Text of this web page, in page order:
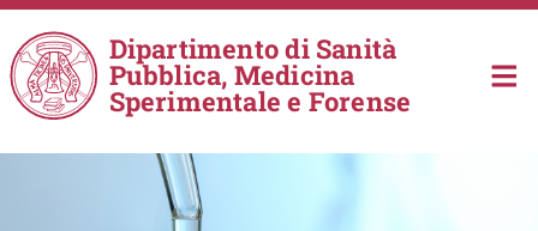
Salta al contenuto principale
Dipartimento di Sanità
Pubblica, Medicina
Sperimentale e Forense